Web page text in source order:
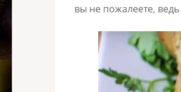
вы не пожалеете, ведь